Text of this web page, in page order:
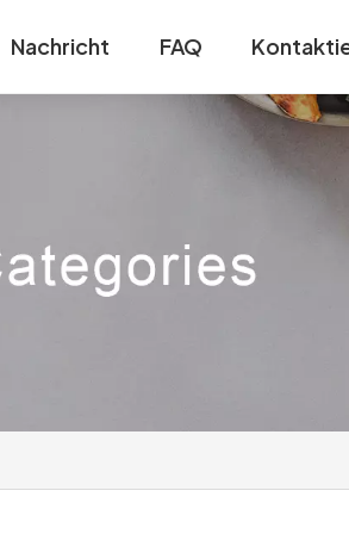
Nachricht FAQ